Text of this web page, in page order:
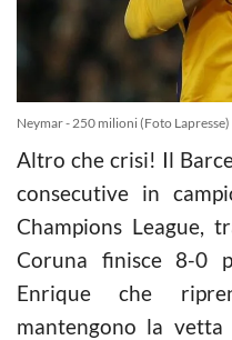
Neymar - 250 milioni (Foto Lapresse)
Altro che crisi! Il
consecutive in
Champions League,
Coruna finisce 8-0
Enrique che
mantengono la